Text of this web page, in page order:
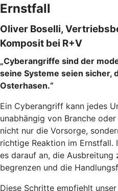
Ernstfall
Oliver Boselli,
Komposit bei R+V
„Cyberangriffe sind der
seine Systeme seien sicher,
Osterhasen.“
Ein Cyberangriff kann jedes
unabhängig von Branche
nicht nur die Vorsorge,
richtige Reaktion im Ernstfall.
es darauf an, die Ausbreitung
begrenzen und die
Diese Schritte empfiehlt